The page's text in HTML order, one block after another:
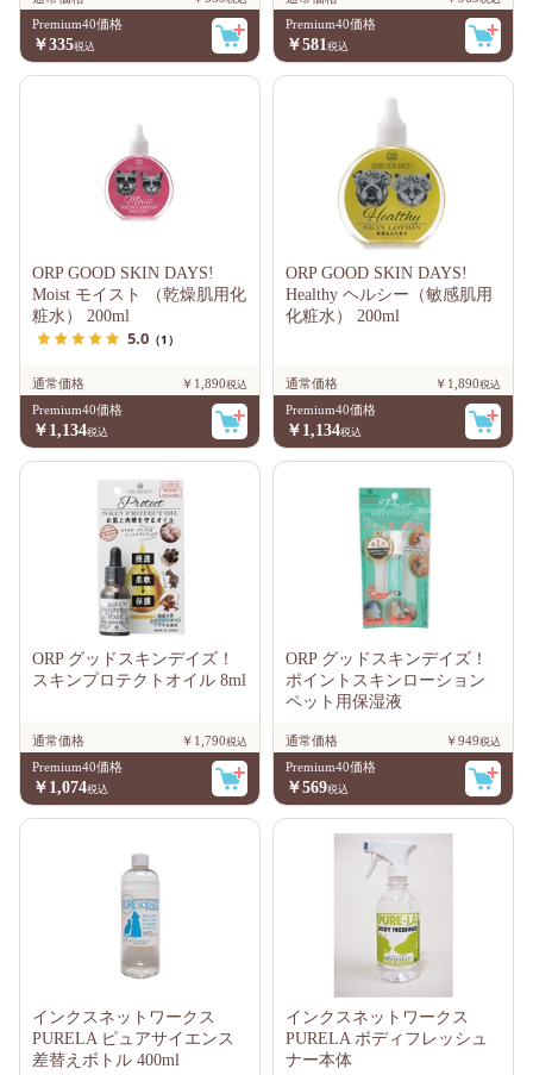
Premium40価格
￥335
Premium40価格
￥581
ORP GOOD SKIN DAYS!
Moist モイスト （乾燥肌用化
粧水） 200ml
5.0 （1）
通常価格
￥1,890
Premium40価格
￥1,134
ORP GOOD SKIN DAYS!
Healthy ヘルシー（敏感肌用
化粧水） 200ml
通常価格
￥1,890
Premium40価格
￥1,134
ORP グッドスキンデイズ！
スキンプロテクトオイル 8ml
通常価格
￥1,790
Premium40価格
￥1,074
ORP グッドスキンデイズ！
ポイントスキンローション
ペット用保湿液
通常価格
￥949
Premium40価格
￥569
インクスネットワークス
PURELA ピュアサイエンス
差替えボトル 400ml
インクスネットワークス
PURELA ボディフレッシュ
ナー本体